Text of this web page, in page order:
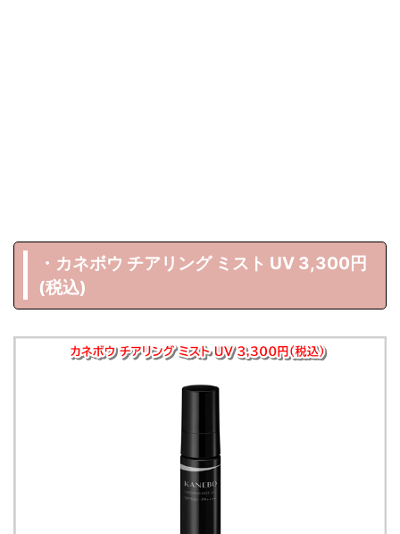
・カネボウ チアリング ミスト UV 3,300円
(税込)